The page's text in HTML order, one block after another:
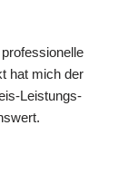
hat mich der
Leistungs-